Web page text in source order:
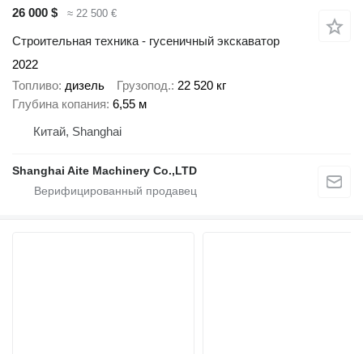
26 000 $
≈ 22 500 €
Строительная техника - гусеничный экскаватор
2022
Топливо дизель Грузопод. 22 520 кг
Глубина копания 6,55 м
Китай, Shanghai
Shanghai Aite Machinery Co.,LTD